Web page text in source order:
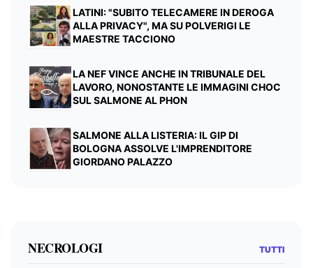
LATINI: "SUBITO TELECAMERE IN DEROGA
ALLA PRIVACY", MA SU POLVERIGI LE
MAESTRE TACCIONO
LA NEF VINCE ANCHE IN TRIBUNALE DEL
LAVORO, NONOSTANTE LE IMMAGINI CHOC
SUL SALMONE AL PHON
SALMONE ALLA LISTERIA: IL GIP DI
BOLOGNA ASSOLVE L'IMPRENDITORE
GIORDANO PALAZZO
NECROLOGI TUTTI